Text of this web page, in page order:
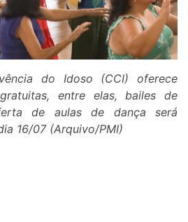
do Idoso (CCI) oferece
entre elas, bailes de
de aulas de dança será
16/07 (Arquivo/PMI)